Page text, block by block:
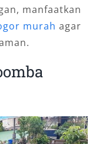
manfaatkan
murah agar